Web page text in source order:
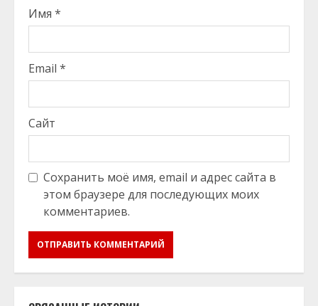
Имя *
Email *
Сайт
Сохранить моё имя, email и адрес сайта в
этом браузере для последующих моих
комментариев.